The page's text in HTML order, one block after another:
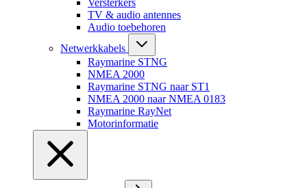
Versterkers
TV & audio antennes
Audio toebehoren
Netwerkkabels
Raymarine STNG
NMEA 2000
Raymarine STNG naar ST1
NMEA 2000 naar NMEA 0183
Raymarine RayNet
Motorinformatie